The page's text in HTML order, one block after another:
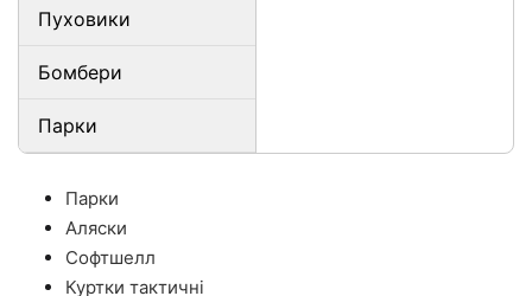
Пуховики
Бомбери
Парки
Парки
Аляски
Софтшелл
Куртки тактичні